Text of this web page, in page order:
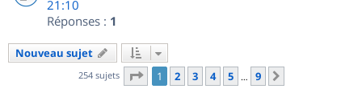
21:10
Réponses : 1
Nouveau sujet
254 sujets Page 1sur
1 2 3 4 5 … 9